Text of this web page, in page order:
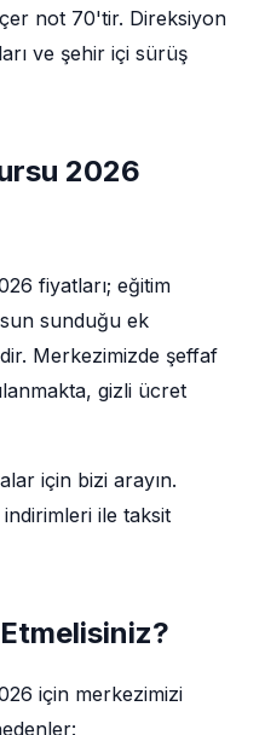
not 70'tir. Direksiyon
ve şehir içi sürüş
2026
fiyatları; eğitim
sunduğu ek
Merkezimizde şeffaf
gizli ücret
için bizi arayın.
ile taksit
için merkezimizi